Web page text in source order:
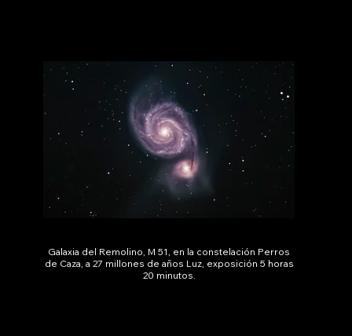
Galaxia del Remolino, M 51, en la constelación Perros
de Caza, a 27 millones de años Luz, exposición 5 horas
20 minutos.